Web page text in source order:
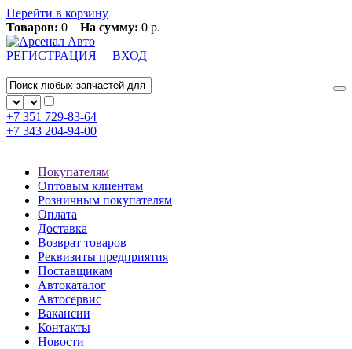
Перейти в корзину
Товаров: 0 На сумму: 0 р.
РЕГИСТРАЦИЯ ВХОД
+7 351 729-83-64
+7 343 204-94-00
Покупателям
Оптовым клиентам
Розничным покупателям
Оплата
Доставка
Возврат товаров
Реквизиты предприятия
Поставщикам
Автокаталог
Автосервис
Вакансии
Контакты
Новости